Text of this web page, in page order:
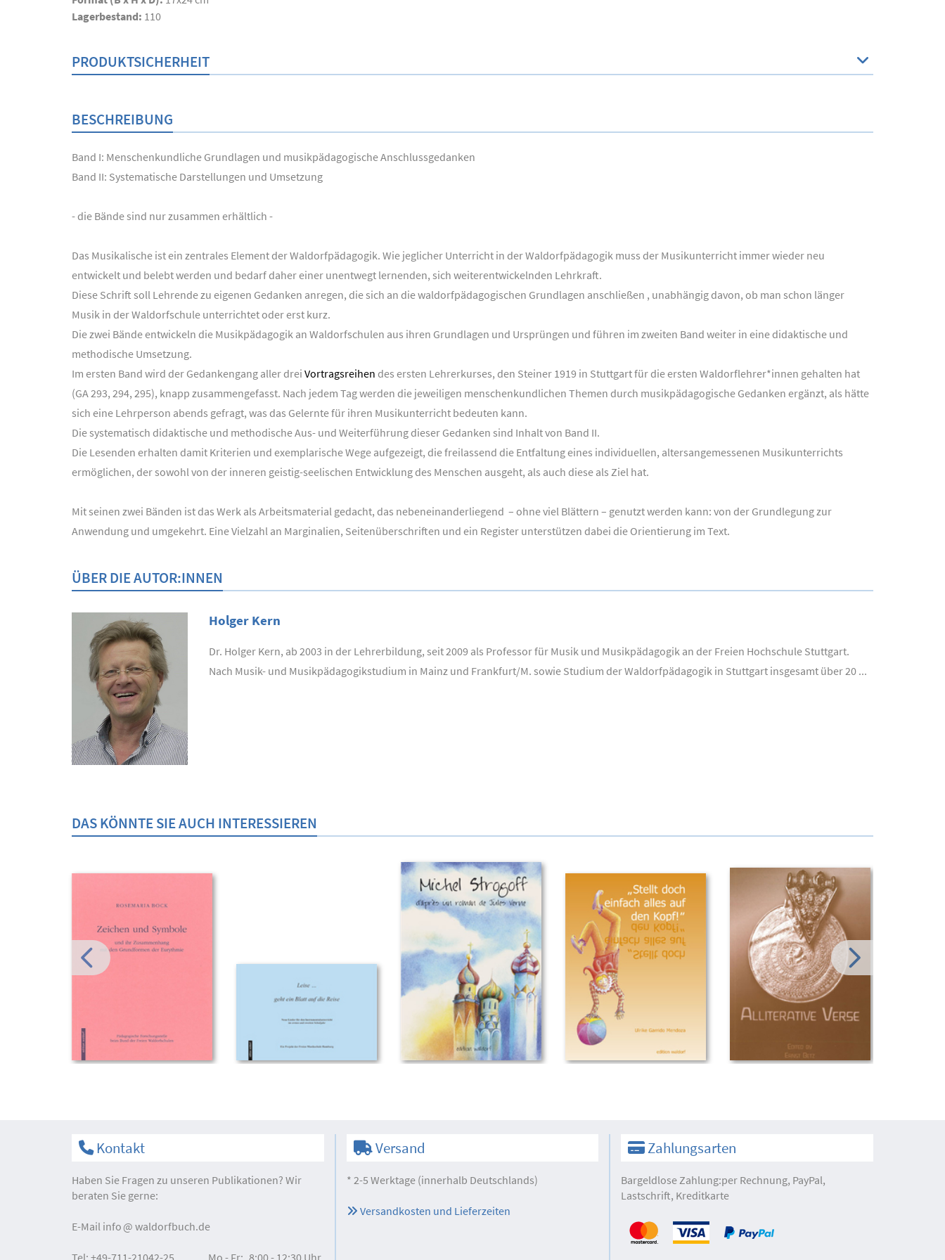
Lagerbestand: 110
PRODUKTSICHERHEIT
BESCHREIBUNG
Band I: Menschenkundliche Grundlagen und musikpädagogische Anschlussgedanken
Band II: Systematische Darstellungen und Umsetzung
- die Bände sind nur zusammen erhältlich -
Das Musikalische ist ein zentrales Element der Waldorfpädagogik. Wie jeglicher Unterricht in der Waldorfpädagogik muss der Musikunterricht immer wieder neu
entwickelt und belebt werden und bedarf daher einer unentwegt lernenden, sich weiterentwickelnden Lehrkraft.
Diese Schrift soll Lehrende zu eigenen Gedanken anregen, die sich an die waldorfpädagogischen Grundlagen anschließen , unabhängig davon, ob man schon länger
Musik in der Waldorfschule unterrichtet oder erst kurz.
Die zwei Bände entwickeln die Musikpädagogik an Waldorfschulen aus ihren Grundlagen und Ursprüngen und führen im zweiten Band weiter in eine didaktische und
methodische Umsetzung.
Im ersten Band wird der Gedankengang aller drei Vortragsreihen des ersten Lehrerkurses, den Steiner 1919 in Stuttgart für die ersten Waldorflehrer*innen gehalten hat
(GA 293, 294, 295), knapp zusammengefasst. Nach jedem Tag werden die jeweiligen menschenkundlichen Themen durch musikpädagogische Gedanken ergänzt, als hätte
sich eine Lehrperson abends gefragt, was das Gelernte für ihren Musikunterricht bedeuten kann.
Die systematisch didaktische und methodische Aus- und Weiterführung dieser Gedanken sind Inhalt von Band II.
Die Lesenden erhalten damit Kriterien und exemplarische Wege aufgezeigt, die freilassend die Entfaltung eines individuellen, altersangemessenen Musikunterrichts
ermöglichen, der sowohl von der inneren geistig-seelischen Entwicklung des Menschen ausgeht, als auch diese als Ziel hat.
Mit seinen zwei Bänden ist das Werk als Arbeitsmaterial gedacht, das nebeneinanderliegend – ohne viel Blättern – genutzt werden kann: von der Grundlegung zur
Anwendung und umgekehrt. Eine Vielzahl an Marginalien, Seitenüberschriften und ein Register unterstützen dabei die Orientierung im Text.
ÜBER DIE AUTOR:INNEN
Holger Kern
Dr. Holger Kern, ab 2003 in der Lehrerbildung, seit 2009 als Professor für Musik und Musikpädagogik an der Freien Hochschule Stuttgart.
Nach Musik- und Musikpädagogikstudium in Mainz und Frankfurt/M. sowie Studium der Waldorfpädagogik in Stuttgart insgesamt über 20 ...
DAS KÖNNTE SIE AUCH INTERESSIEREN
Kontakt
Haben Sie Fragen zu unseren Publikationen? Wir
beraten Sie gerne:
E-Mail info waldorfbuch.de
Versand
* 2-5 Werktage (innerhalb Deutschlands)
Versandkosten und Lieferzeiten
Zahlungsarten
Bargeldlose Zahlung:per Rechnung, PayPal,
Lastschrift, Kreditkarte